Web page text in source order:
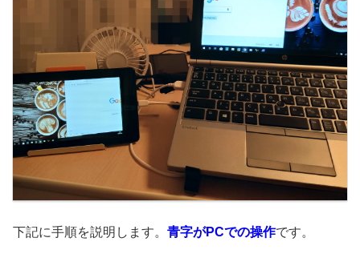
下記に手順を説明します。 青字がPCでの操作です。